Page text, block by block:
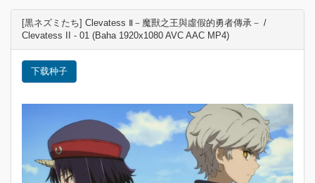
[黒ネズミたち] Clevatess Ⅱ－魔獸之王與虛假的勇者傳承－ /
Clevatess II - 01 (Baha 1920x1080 AVC AAC MP4)
下载种子